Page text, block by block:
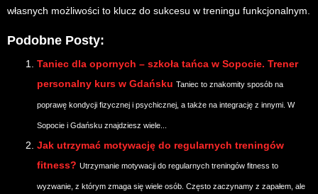
własnych możliwości to klucz do sukcesu w treningu funkcjonalnym.
Podobne Posty:
Taniec dla opornych – szkoła tańca w Sopocie. Trener
personalny kurs w Gdańsku Taniec to znakomity sposób na
poprawę kondycji fizycznej i psychicznej, a także na integrację z innymi. W
Sopocie i Gdańsku znajdziesz wiele...
Jak utrzymać motywację do regularnych treningów
fitness? Utrzymanie motywacji do regularnych treningów fitness to
wyzwanie, z którym zmaga się wiele osób. Często zaczynamy z zapałem, ale